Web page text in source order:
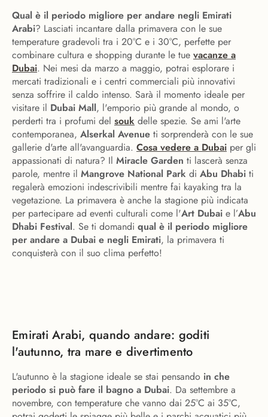
Qual è il periodo migliore per andare negli Emirati
Arabi? Lasciati incantare dalla primavera con le sue
temperature gradevoli tra i 20°C e i 30°C, perfette per
combinare cultura e shopping durante le tue vacanze a
Dubai. Nei mesi da marzo a maggio, potrai esplorare i
mercati tradizionali e i centri commerciali più innovativi
senza soffrire il caldo intenso. Sarà il momento ideale per
visitare il Dubai Mall, l'emporio più grande al mondo, o
perderti tra i profumi del souk delle spezie. Se ami l'arte
contemporanea, Alserkal Avenue ti sorprenderà con le sue
gallerie d'arte all'avanguardia. Cosa vedere a Dubai per gli
appassionati di natura? Il Miracle Garden ti lascerà senza
parole, mentre il Mangrove National Park di Abu Dhabi ti
regalerà emozioni indescrivibili mentre fai kayaking tra la
vegetazione. La primavera è anche la stagione più indicata
per partecipare ad eventi culturali come l'Art Dubai e l’Abu
Dhabi Festival. Se ti domandi qual è il periodo migliore
per andare a Dubai e negli Emirati, la primavera ti
conquisterà con il suo clima perfetto!
Emirati Arabi, quando andare: goditi
l'autunno, tra mare e divertimento
L'autunno è la stagione ideale se stai pensando in che
periodo si può fare il bagno a Dubai. Da settembre a
novembre, con temperature che vanno dai 25°C ai 35°C,